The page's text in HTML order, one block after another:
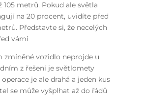
105 metrů. Pokud ale světla
na 20 procent, uvidíte před
Představte si, že necelých
vámi
zmíněné vozidlo neprojde u
z řešení je světlomety
je ale drahá a jeden kus
se může vyšplhat až do řádů